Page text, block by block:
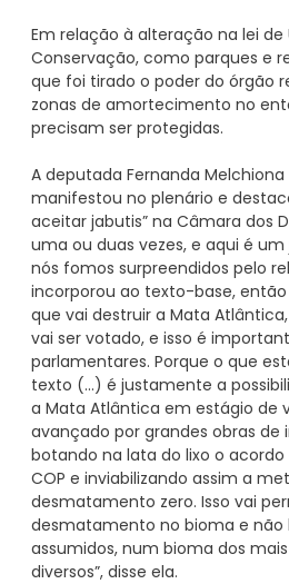
Em relação à alteração na lei de
Conservação, como parques e
que foi tirado o poder do órgão
zonas de amortecimento no
precisam ser protegidas.
A deputada Fernanda Melchiona
manifestou no plenário e
aceitar jabutis” na Câmara dos
uma ou duas vezes, e aqui é
nós fomos surpreendidos pelo
incorporou ao texto-base,
que vai destruir a Mata
vai ser votado, e isso é
parlamentares. Porque o que
texto (...) é justamente a
a Mata Atlântica em estágio de
avançado por grandes obras de
botando na lata do lixo o acordo
COP e inviabilizando assim a
desmatamento zero. Isso vai
desmatamento no bioma e não
assumidos, num bioma dos
diversos”, disse ela.